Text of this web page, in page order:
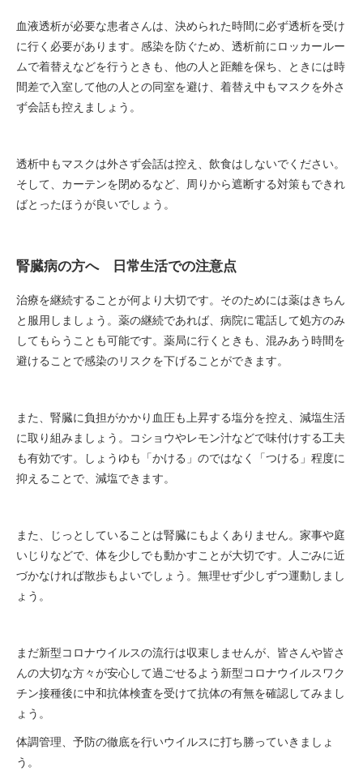
血液透析が必要な患者さんは、決められた時間に必ず透析を受け
に行く必要があります。感染を防ぐため、透析前にロッカールー
ムで着替えなどを行うときも、他の人と距離を保ち、ときには時
間差で入室して他の人との同室を避け、着替え中もマスクを外さ
ず会話も控えましょう。
透析中もマスクは外さず会話は控え、飲食はしないでください。
そして、カーテンを閉めるなど、周りから遮断する対策もできれ
ばとったほうが良いでしょう。
腎臓病の方へ 日常生活での注意点
治療を継続することが何より大切です。そのためには薬はきちん
と服用しましょう。薬の継続であれば、病院に電話して処方のみ
してもらうことも可能です。薬局に行くときも、混みあう時間を
避けることで感染のリスクを下げることができます。
また、腎臓に負担がかかり血圧も上昇する塩分を控え、減塩生活
に取り組みましょう。コショウやレモン汁などで味付けする工夫
も有効です。しょうゆも「かける」のではなく「つける」程度に
抑えることで、減塩できます。
また、じっとしていることは腎臓にもよくありません。家事や庭
いじりなどで、体を少しでも動かすことが大切です。人ごみに近
づかなければ散歩もよいでしょう。無理せず少しずつ運動しまし
ょう。
まだ新型コロナウイルスの流行は収束しませんが、皆さんや皆さ
んの大切な方々が安心して過ごせるよう新型コロナウイルスワク
チン接種後に中和抗体検査を受けて抗体の有無を確認してみまし
ょう。
体調管理、予防の徹底を行いウイルスに打ち勝っていきましょ
う。